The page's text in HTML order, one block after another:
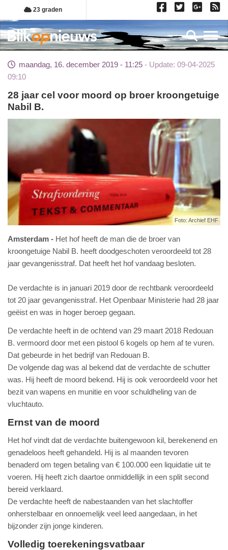
Overslaan
en
naar
de
gaan
23 graden
maandag, 16. december 2019 - 11:25
Update: 09-04-2025
09:10
28 jaar cel voor moord op broer kroongetuige
Nabil B.
Foto: Archief EHF
Amsterdam
Het hof heeft de man die de broer van
kroongetuige Nabil B. heeft doodgeschoten veroordeeld tot 28
jaar gevangenisstraf. Dat heeft het hof vandaag besloten.
De verdachte is in januari 2019 door de rechtbank veroordeeld
tot 20 jaar gevangenisstraf. Het Openbaar Ministerie had 28 jaar
geëist en was in hoger beroep gegaan.
De verdachte heeft in de ochtend van 29 maart 2018 Redouan
B. vermoord door met een pistool 6 kogels op hem af te vuren.
Dat gebeurde in het bedrijf van Redouan B.
De volgende dag was al bekend dat de verdachte de schutter
was. Hij heeft de moord bekend. Hij is ook veroordeeld voor het
bezit van wapens en munitie en voor schuldheling van de
vluchtauto.
Ernst van de moord
Het hof vindt dat de verdachte buitengewoon kil, berekenend en
genadeloos heeft gehandeld. Hij is al maanden tevoren
benaderd om tegen betaling van € 100.000 een liquidatie uit te
voeren. Hij heeft zich daartoe onmiddellijk in een split second
bereid verklaard.
De verdachte heeft de nabestaanden van het slachtoffer
onherstelbaar en onnoemelijk veel leed aangedaan, in het
bijzonder zijn jonge kinderen.
Volledig toerekeningsvatbaar